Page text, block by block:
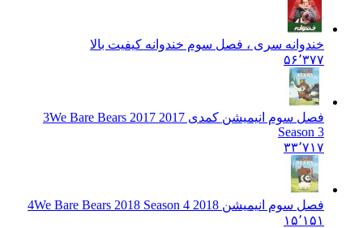
خندوانه سری ، فصل سوم خندوانه کیفیت بالا
۵۶٬۳۷۷
فصل سوم انیمیشن کمدی 2017 3
We Bare Bears 2017
Season 3
۳۳٬۷۱۷
فصل سوم انیمیشن 2018 4
We Bare Bears 2018 Season 4
۱۵٬۱۵۱